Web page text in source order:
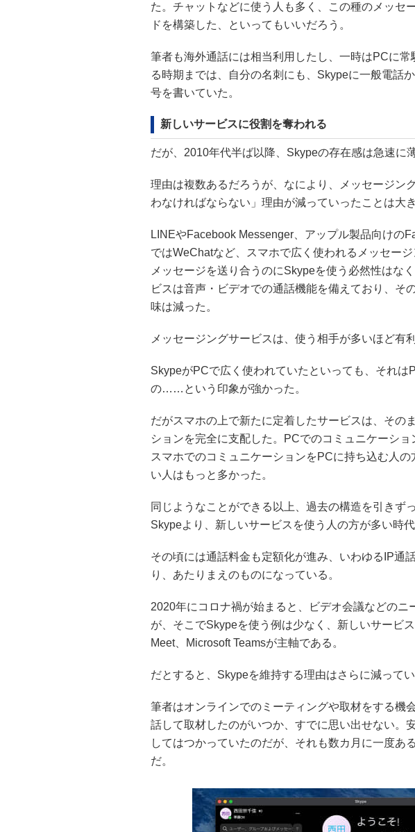
た。チャットなどに使う人も多く、この種のメッセ
ドを構築した、といってもいいだろう。
筆者も海外通話には相当利用したし、一時はPCに
る時期までは、自分の名刺にも、Skypeに一般電話
号を書いていた。
新しいサービスに役割を奪われる
だが、2010年代半ば以降、Skypeの存在感は急速に
理由は複数あるだろうが、なにより、メッセージン
わなければならない」理由が減っていったことは大き
LINEやFacebook Messenger、アップル製品向けの
ではWeChatなど、スマホで広く使われるメッセージ
メッセージを送り合うのにSkypeを使う必然性はな
ビスは音声・ビデオでの通話機能を備えており、そ
味は減った。
メッセージングサービスは、使う相手が多いほど有
SkypeがPCで広く使われていたといっても、それは
の……という印象が強かった。
だがスマホの上で新たに定着したサービスは、その
ションを完全に支配した。PCでのコミュニケーショ
スマホでのコミュニケーションをPCに持ち込む人
い人はもっと多かった。
同じようなことができる以上、過去の構造を引きず
Skypeより、新しいサービスを使う人の方が多い時代
その頃には通話料金も定額化が進み、いわゆるIP通
り、あたりまえのものになっている。
2020年にコロナ禍が始まると、ビデオ会議などのニ
が、そこでSkypeを使う例は少なく、新しいサービ
Meet、Microsoft Teamsが主軸である。
だとすると、Skypeを維持する理由はさらに減ってい
筆者はオンラインでのミーティングや取材をする機
話して取材したのがいつか、すでに思い出せない。
してはつかっていたのだが、それも数カ月に一度
だ。